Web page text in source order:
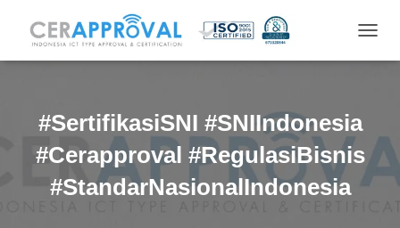
#SertifikasiSNI #SNIIndonesia
#Cerapproval #RegulasiBisnis
#StandarNasionalIndonesia